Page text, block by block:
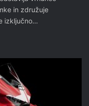
in združuje
izključno…